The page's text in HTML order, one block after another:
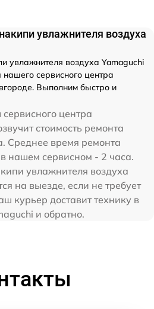
увлажнителя воздуха
увлажнителя воздуха Yamaguchi
сервисного центра
Выполним быстро и
центра
стоимость ремонта
Среднее время ремонта
в нашем сервисном - 2 часа.
увлажнителя воздуха
на выезде, если не требует
курьер доставит технику в
и обратно.